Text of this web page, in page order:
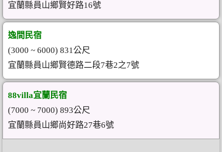
宜蘭縣員山鄉賢好路16號
逸間民宿
(3000 ~ 6000) 831公尺
宜蘭縣員山鄉賢德路二段7巷2之7號
88villa宜蘭民宿
(7000 ~ 7000) 893公尺
宜蘭縣員山鄉尚好路27巷6號